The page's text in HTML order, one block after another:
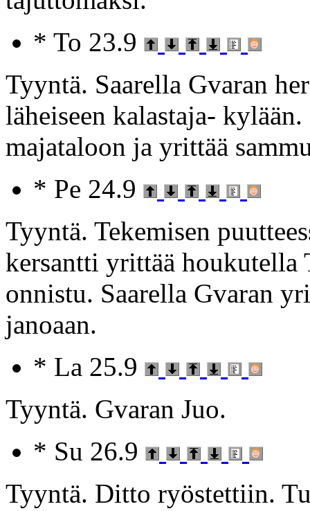
* To 23.9
Tyyntä. Saarella Gvaran
läheiseen kalastaja-
majataloon ja yrittää
* Pe 24.9
Tyyntä. Tekemisen
kersantti yrittää houkutella
onnistu. Saarella Gvaran
janoaan.
* La 25.9
Tyyntä. Gvaran Juo.
* Su 26.9
Tyyntä. Ditto ryöstettiin.